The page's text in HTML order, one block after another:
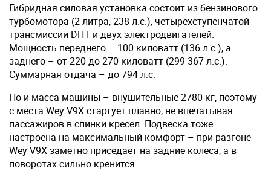
Гибридная силовая установка состоит из бензинового
турбомотора (2 литра, 238 л.с.), четырехступенчатой
трансмиссии DHT и двух электродвигателей.
Мощность переднего – 100 киловатт (136 л.с.), а
заднего – от 220 до 270 киловатт (299-367 л.с.).
Суммарная отдача – до 794 л.с.
Но и масса машины – внушительные 2780 кг, поэтому
с места Wey V9X стартует плавно, не впечатывая
пассажиров в спинки кресел. Подвеска тоже
настроена на максимальный комфорт – при разгоне
Wey V9X заметно приседает на задние колеса, а в
поворотах сильно кренится.